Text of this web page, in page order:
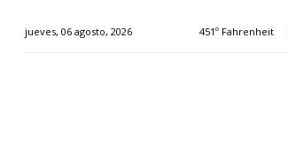
jueves, 06 agosto, 2026 451º Fahrenheit